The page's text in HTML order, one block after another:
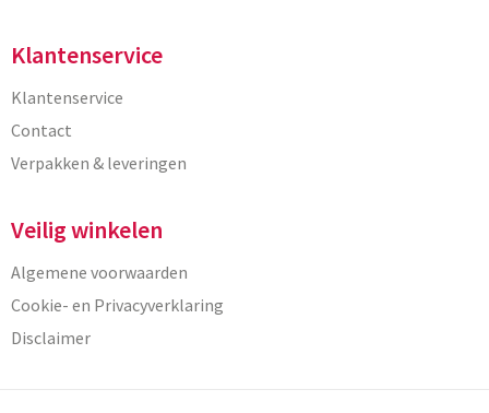
Klantenservice
Klantenservice
Contact
Verpakken & leveringen
Veilig winkelen
Algemene voorwaarden
Cookie- en Privacyverklaring
Disclaimer